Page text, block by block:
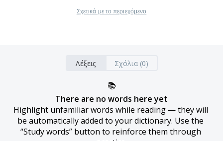
Σχετικά με το περιεχόμενο
Λέξεις Σχόλια (0)
📚
There are no words here yet
Highlight unfamiliar words while reading — they will
be automatically added to your dictionary. Use the
“Study words” button to reinforce them through